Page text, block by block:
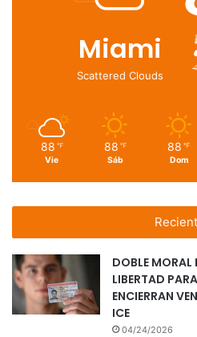
Miami
Scattered Clouds
88 ℉
Vie
88 ℉
Sáb
88 ℉
Dom
DOBLE MORAL
LIBERTAD
ENCIERRAN
ICE
04/24/2026